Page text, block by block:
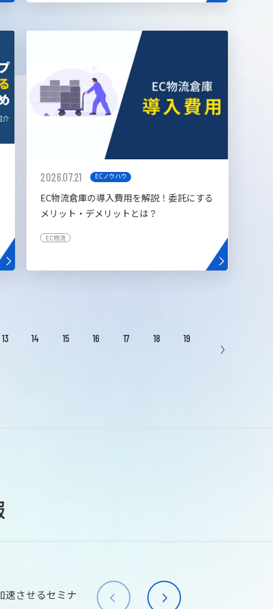
2026.07.21 ECノウハウ
EC物流倉庫の導入費用を解説！委託にする
メリット・デメリットとは？
EC物流
13 14 15 16 17 18
19
速させるセミナ